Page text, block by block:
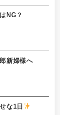
NG？
新婦様へ
な1日